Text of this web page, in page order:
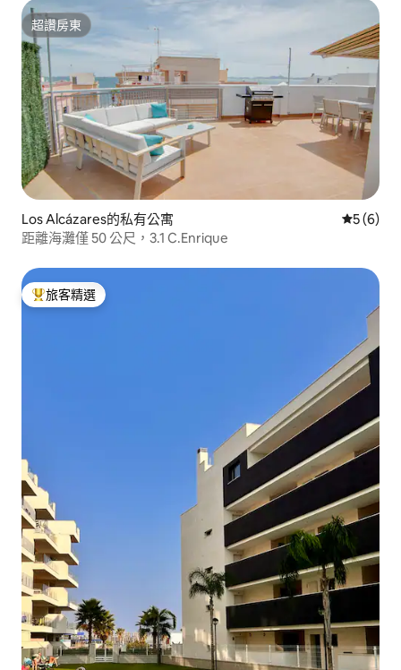
超讚房東
超讚房東
Los Alcázares的私有公寓 從 6 則評
5 (6)
距離海灘僅 50 公尺，3.1 C.Enrique
旅客精選榜首
旅客精選